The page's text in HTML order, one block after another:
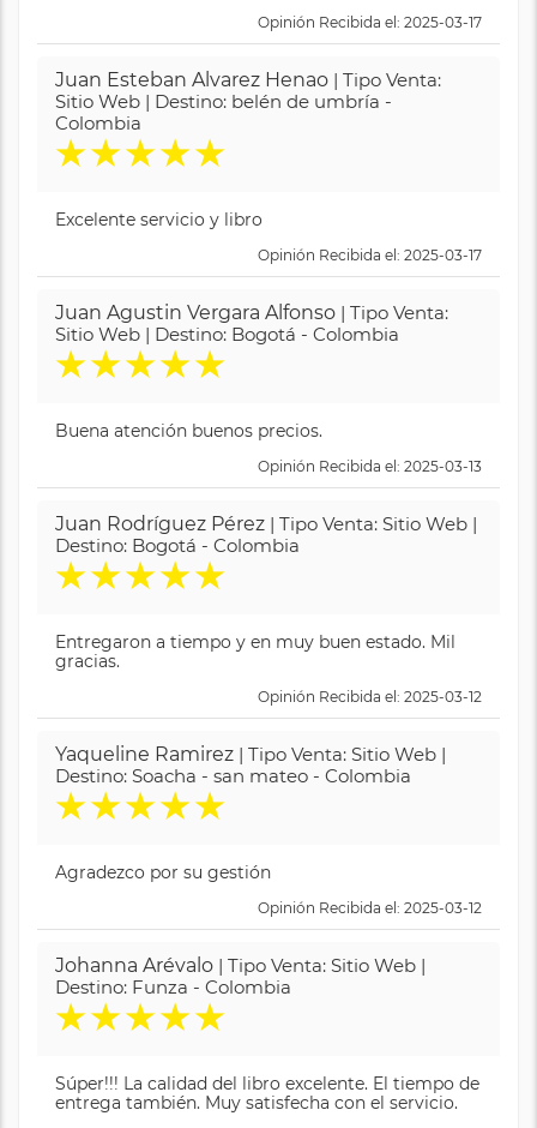
Opinión Recibida el: 2025-03-17
Juan Esteban Alvarez Henao | Tipo Venta:
Sitio Web | Destino: belén de umbría -
Colombia
★★★★★
Excelente servicio y libro
Opinión Recibida el: 2025-03-17
Juan Agustin Vergara Alfonso | Tipo Venta:
Sitio Web | Destino: Bogotá - Colombia
★★★★★
Buena atención buenos precios.
Opinión Recibida el: 2025-03-13
Juan Rodríguez Pérez | Tipo Venta: Sitio Web |
Destino: Bogotá - Colombia
★★★★★
Entregaron a tiempo y en muy buen estado. Mil
gracias.
Opinión Recibida el: 2025-03-12
Yaqueline Ramirez | Tipo Venta: Sitio Web |
Destino: Soacha - san mateo - Colombia
★★★★★
Agradezco por su gestión
Opinión Recibida el: 2025-03-12
Johanna Arévalo | Tipo Venta: Sitio Web |
Destino: Funza - Colombia
★★★★★
Súper!!! La calidad del libro excelente. El tiempo de
entrega también. Muy satisfecha con el servicio.